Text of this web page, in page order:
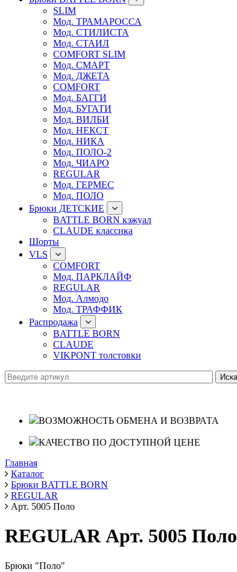
SLIM
Мод. ТРАМАРОССА
Мод. СТИЛИСТА
Мод. СТАИЛ
COMFORT SLIM
Мод. СМАРТ
Мод. ДЖЕТА
COMFORT
Мод. БАГГИ
Мод. БУГАТИ
Мод. ВИЛБИ
Мод. НЕКСТ
Мод. НИКА
Мод. ПОЛО-2
Мод. ЧИАРО
REGULAR
Мод. ГЕРМЕС
Мод. ПОЛО
Брюки ДЕТСКИЕ
BATTLE BORN кэжуал
CLAUDE классика
Шорты
VLS
COMFORT
Мод. ПАРКЛАЙФ
REGULAR
Мод. Алмодо
Мод. ТРАФФИК
Распродажа
BATTLE BORN
CLAUDE
VIKPONT толстовки
ВОЗМОЖНОСТЬ ОБМЕНА И ВОЗВРАТА
КАЧЕСТВО ПО ДОСТУПНОЙ ЦЕНЕ
Главная
Каталог
Брюки BATTLE BORN
REGULAR
Арт. 5005 Поло
REGULAR Арт. 5005 Поло
Брюки "Поло"